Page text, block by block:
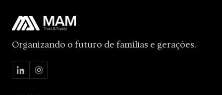
Organizando o futuro de famílias e gerações.